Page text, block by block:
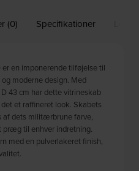
(0) Specifikationer
en imponerende tilføjelse til
moderne design. Med
D 43 cm har dette vitrineskab
et raffineret look. Skabets
dets militærbrune farve,
til enhver indretning.
med en pulverlakeret finish,